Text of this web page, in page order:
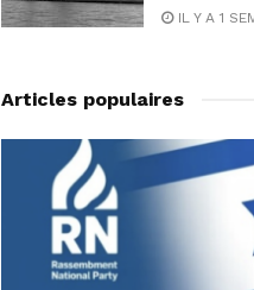
IL Y A 1
Articles populaires